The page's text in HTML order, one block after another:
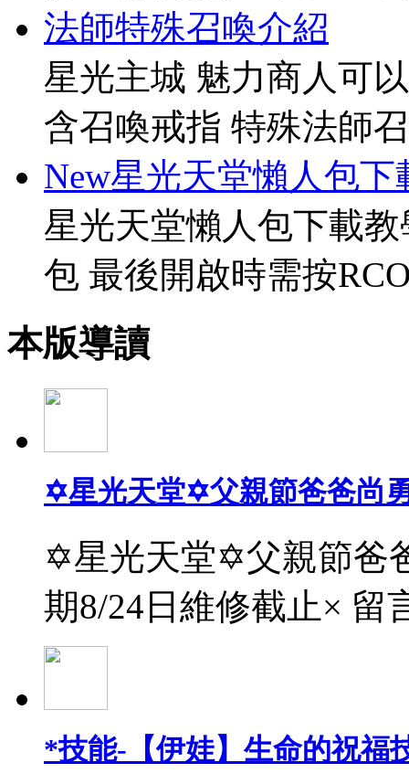
法師特殊召喚介紹
星光主城 魅力商人可
含召喚戒指 特殊法師
New星光天堂懶人包下
星光天堂懶人包下載
包 最後開啟時需按
本版導讀
✡星光天堂✡父親節爸爸尚
✡星光天堂✡父親節爸
期8/24日維修截止× 留
*技能-【伊娃】生命的祝福